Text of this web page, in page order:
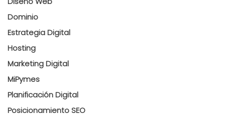
Dominio
Estrategia Digital
Hosting
Marketing Digital
MiPymes
Planificación Digital
Posicionamiento SEO